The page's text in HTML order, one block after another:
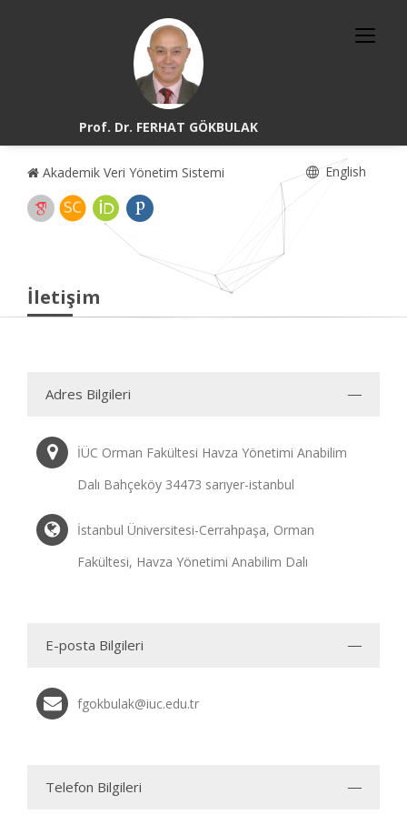
Prof. Dr. FERHAT GÖKBULAK
Akademik Veri Yönetim Sistemi English
İletişim
Adres Bilgileri
İÜC Orman Fakültesi Havza Yönetimi Anabilim
Dalı Bahçeköy 34473 sarıyer-istanbul
İstanbul Üniversitesi-Cerrahpaşa, Orman
Fakültesi, Havza Yönetimi Anabilim Dalı
E-posta Bilgileri
fgokbulak@iuc.edu.tr
Telefon Bilgileri